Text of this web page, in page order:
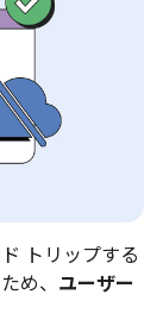
トリップする
め、 ユーザー